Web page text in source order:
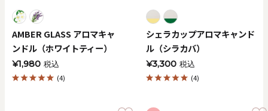
AMBER GLASS アロマキャ
ンドル（ホワイトティー）
¥1,980 税込
(4)
シェラカップアロマキャンド
ル（シラカバ）
¥3,300 税込
(4)